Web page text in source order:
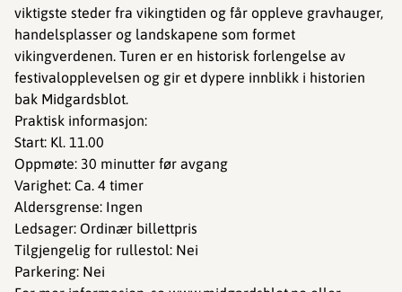
viktigste steder fra vikingtiden og får oppleve gravhauger,
handelsplasser og landskapene som formet
vikingverdenen. Turen er en historisk forlengelse av
festivalopplevelsen og gir et dypere innblikk i historien
bak Midgardsblot.
Praktisk informasjon:
Start: Kl. 11.00
Oppmøte: 30 minutter før avgang
Varighet: Ca. 4 timer
Aldersgrense: Ingen
Ledsager: Ordinær billettpris
Tilgjengelig for rullestol: Nei
Parkering: Nei